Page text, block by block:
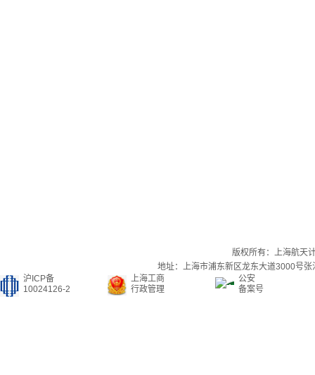
版权所有：上海航天
地址：上海市浦东新区龙东大道3000号
沪ICP备
10024126-2
上海工商
行政管理
公安
备案号